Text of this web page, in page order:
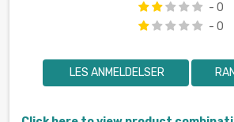
- 0
- 0
LES ANMELDELSER